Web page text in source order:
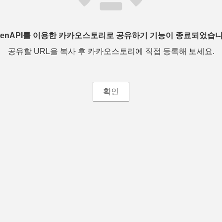
를 이용한 카카오스토리로 공유하기 기능이 종료되었습
공유할 URL을 복사 후 카카오스토리에 직접 등록해 보세요.
확인